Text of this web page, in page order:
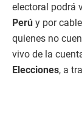
electoral podrá
Perú y por
quienes no
vivo de la
Elecciones, a